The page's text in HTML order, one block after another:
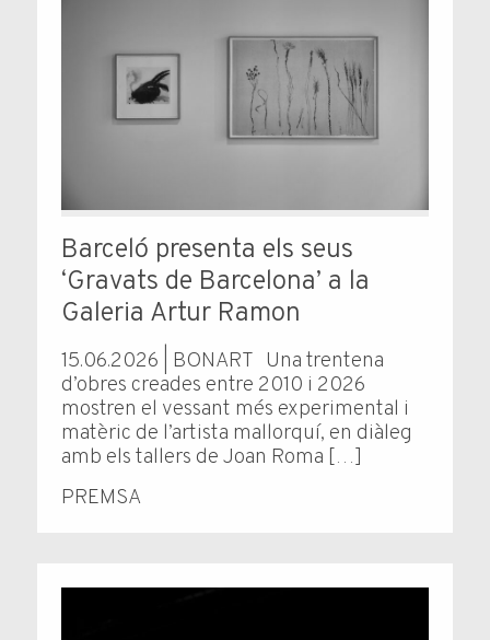
PREMSA
Barceló presenta els seus
‘Gravats de Barcelona’ a la
Galeria Artur Ramon
15.06.2026 | BONART Una trentena
d’obres creades entre 2010 i 2026
mostren el vessant més experimental i
matèric de l’artista mallorquí, en diàleg
amb els tallers de Joan Roma […]